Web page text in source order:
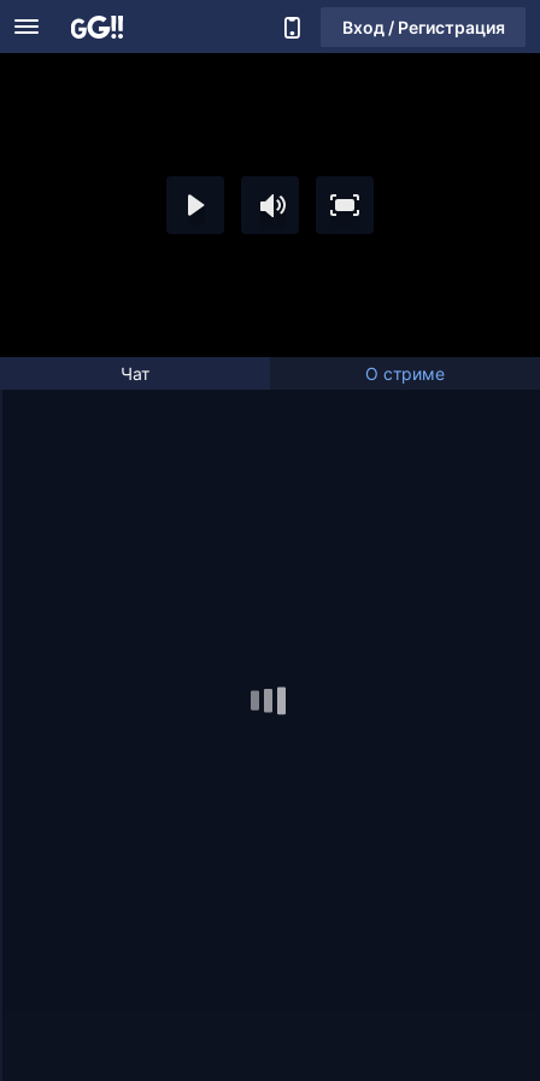
Вход / Регистрация
Чат О стриме